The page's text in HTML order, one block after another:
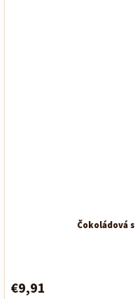
Čokoládová
€9,91